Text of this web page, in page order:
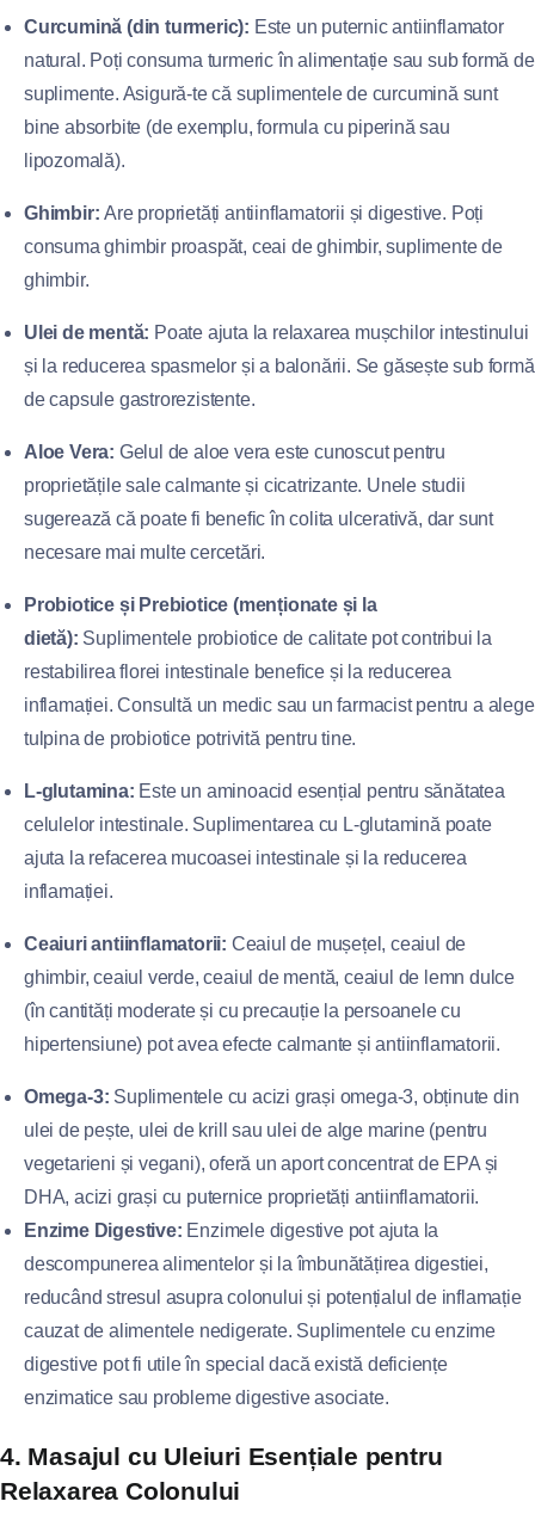
Curcumină (din turmeric): Este un puternic antiinflamator
natural. Poți consuma turmeric în alimentație sau sub formă de
suplimente. Asigură-te că suplimentele de curcumină sunt
bine absorbite (de exemplu, formula cu piperină sau
lipozomală).
Ghimbir: Are proprietăți antiinflamatorii și digestive. Poți
consuma ghimbir proaspăt, ceai de ghimbir, suplimente de
ghimbir.
Ulei de mentă: Poate ajuta la relaxarea mușchilor intestinului
și la reducerea spasmelor și a balonării. Se găsește sub formă
de capsule gastrorezistente.
Aloe Vera: Gelul de aloe vera este cunoscut pentru
proprietățile sale calmante și cicatrizante. Unele studii
sugerează că poate fi benefic în colita ulcerativă, dar sunt
necesare mai multe cercetări.
Probiotice și Prebiotice (menționate și la
dietă): Suplimentele probiotice de calitate pot contribui la
restabilirea florei intestinale benefice și la reducerea
inflamației. Consultă un medic sau un farmacist pentru a alege
tulpina de probiotice potrivită pentru tine.
L-glutamina: Este un aminoacid esențial pentru sănătatea
celulelor intestinale. Suplimentarea cu L-glutamină poate
ajuta la refacerea mucoasei intestinale și la reducerea
inflamației.
Ceaiuri antiinflamatorii: Ceaiul de mușețel, ceaiul de
ghimbir, ceaiul verde, ceaiul de mentă, ceaiul de lemn dulce
(în cantități moderate și cu precauție la persoanele cu
hipertensiune) pot avea efecte calmante și antiinflamatorii.
Omega-3: Suplimentele cu acizi grași omega-3, obținute din
ulei de pește, ulei de krill sau ulei de alge marine (pentru
vegetarieni și vegani), oferă un aport concentrat de EPA și
DHA, acizi grași cu puternice proprietăți antiinflamatorii.
Enzime Digestive: Enzimele digestive pot ajuta la
descompunerea alimentelor și la îmbunătățirea digestiei,
reducând stresul asupra colonului și potențialul de inflamație
cauzat de alimentele nedigerate. Suplimentele cu enzime
digestive pot fi utile în special dacă există deficiențe
enzimatice sau probleme digestive asociate.
4. Masajul cu Uleiuri Esențiale pentru
Relaxarea Colonului